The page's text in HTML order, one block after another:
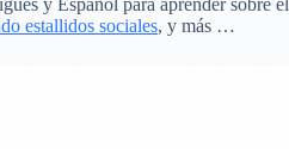
y Español para aprender sobre el
estallidos sociales, y más …